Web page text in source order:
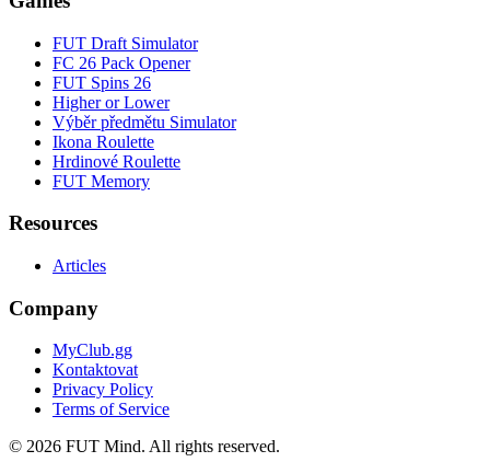
FUT Draft Simulator
FC 26 Pack Opener
FUT Spins 26
Higher or Lower
Výběr předmětu Simulator
Ikona Roulette
Hrdinové Roulette
FUT Memory
Resources
Articles
Company
MyClub.gg
Kontaktovat
Privacy Policy
Terms of Service
© 2026 FUT Mind. All rights reserved.